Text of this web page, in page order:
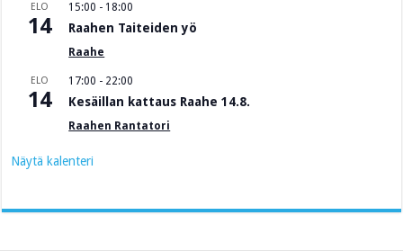
ELO
14
15:00 - 18:00
Raahen Taiteiden yö
Raahe
ELO
14
17:00 - 22:00
Kesäillan kattaus Raahe 14.8.
Raahen Rantatori
Näytä kalenteri